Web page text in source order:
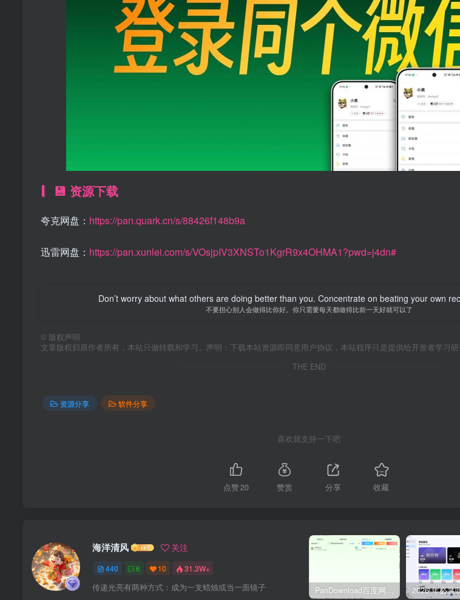
💾 资源下载
夸克网盘： https://pan.quark.cn/s/88426f148b9a
迅雷网盘： https://pan.xunlei.com/s/VOsjpIV3XNSTo1KgrR9x4OHMA1?pwd=j4dn#
Don’t worry about what others are doing better than you. Concentrate on beating your own
不要担心别人会做得比你好。你只需要每天都做得比前一天好就可以了
© 版权声明
文章版权归原作者所有，本站只做转载和学习。声明：下载本站资源即同意用户协议，本站程序只是提供给开发者学习研
THE END
资源分享 软件分享
喜欢就支持一下吧
点赞20 赞赏 分享 收藏
海洋清风 关注
440 6 10 31.3W+
传递光亮有两种方式：成为一支蜡烛或当一面镜子